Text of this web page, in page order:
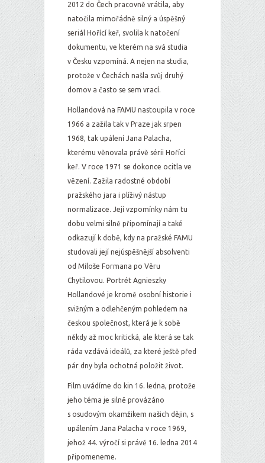
2012 do Čech pracovně vrátila, aby
natočila mimořádně silný a úspěšný
seriál Hořící keř, svolila k natočení
dokumentu, ve kterém na svá studia
v Česku vzpomíná. A nejen na studia,
protože v Čechách našla svůj druhý
domov a často se sem vrací.
Hollandová na FAMU nastoupila v roce
1966 a zažila tak v Praze jak srpen
1968, tak upálení Jana Palacha,
kterému věnovala právě sérii Hořící
keř. V roce 1971 se dokonce ocitla ve
vězení. Zažila radostné období
pražského jara i plíživý nástup
normalizace. Její vzpomínky nám tu
dobu velmi silně připomínají a také
odkazují k době, kdy na pražské FAMU
studovali její nejúspěšnější absolventi
od Miloše Formana po Věru
Chytilovou. Portrét Agnieszky
Hollandové je kromě osobní historie i
svižným a odlehčeným pohledem na
českou společnost, která je k sobě
někdy až moc kritická, ale která se tak
ráda vzdává ideálů, za které ještě před
pár dny byla ochotná položit život.
Film uvádíme do kin 16. ledna, protože
jeho téma je silně provázáno
s osudovým okamžikem našich dějin, s
upálením Jana Palacha v roce 1969,
jehož 44. výročí si právě 16. ledna 2014
připomeneme.